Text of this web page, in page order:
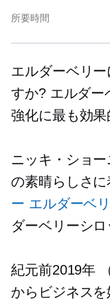
所要時間
エルダーベリ
すか? エルダー
強化に最も効果
ニッキ・ショ
の素晴らしさに
ー エルダーベ
ダーベリーシ
紀元前2019年
からビジネスを